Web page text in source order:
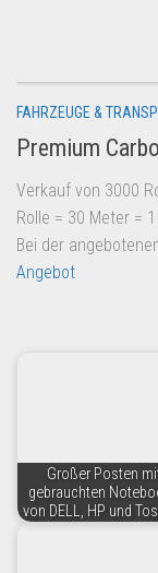
Amazon
Aldi
Lidl
Kostenlos verkaufen
Anmelden
FAHRZEUGE &
Premium
Verkauf von 3000
Rolle = 30 Meter =
Bei der
Angebot
Großer Posten
gebrauchten
von DELL, HP und